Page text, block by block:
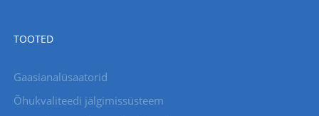
TOOTED
Gaasianalüsaatorid
Õhukvaliteedi jälgimissüsteem